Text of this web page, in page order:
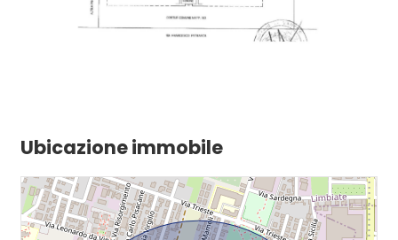
Ubicazione immobile